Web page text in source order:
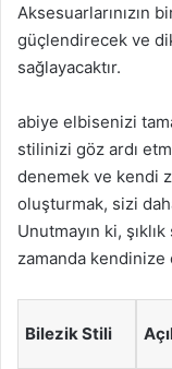
Aksesuarlarınızın
güçlendirecek ve
sağlayacaktır.
abiye elbisenizi
stilinizi göz ardı
denemek ve kendi
oluşturmak, sizi
Unutmayın ki,
zamanda
Bilezik Stili